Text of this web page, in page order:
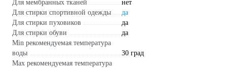
Для мембранных тканей
нет
Для стирки спортивной одежды
да
Для стирки пуховиков
да
Для стирки обуви
да
Min рекомендуемая температура
воды
30 град
Мах рекомендуемая температура